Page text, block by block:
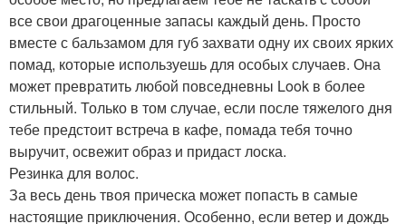
все свои драгоценные запасы каждый день. Просто
вместе с бальзамом для губ захвати одну их своих ярких
помад, которые используешь для особых случаев. Она
может превратить любой повседневны Look в более
стильный. Только в том случае, если после тяжелого дня
тебе предстоит встреча в кафе, помада тебя точно
выручит, освежит образ и придаст лоска.
Резинка для волос.
За весь день твоя прическа может попасть в самые
настоящие приключения. Особенно, если ветер и дождь